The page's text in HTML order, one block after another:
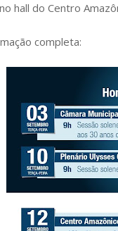
hall do Centro
completa: